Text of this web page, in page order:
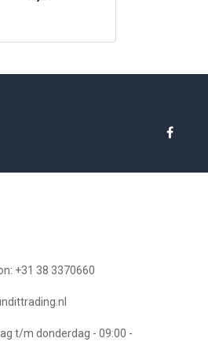
+31 38 3370660
t/m donderdag - 09:00 -